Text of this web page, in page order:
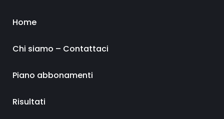
Home
Chi siamo – Contattaci
Piano abbonamenti
Risultati